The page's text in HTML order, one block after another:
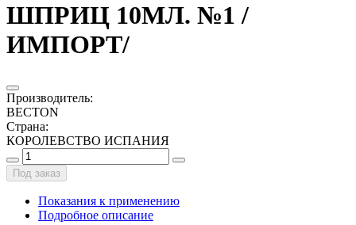
ШПРИЦ 10МЛ. №1 /
ИМПОРТ/
Производитель:
BECTON
Страна:
КОРОЛЕВСТВО ИСПАНИЯ
Под заказ
Показания к применению
Подробное описание